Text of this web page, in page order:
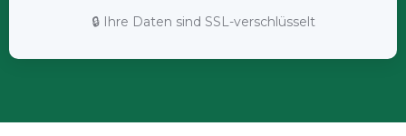
🔒 Ihre Daten sind SSL-verschlüsselt